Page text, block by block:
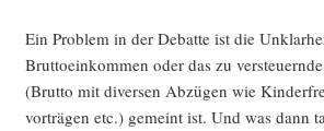
Ein Pro­blem in der Debat­te ist die
Brut­to­ein­kom­men oder das zu
(Brut­to mit diver­sen Abzü­gen wie
vor­trä­gen etc.) gemeint ist. Und was dann